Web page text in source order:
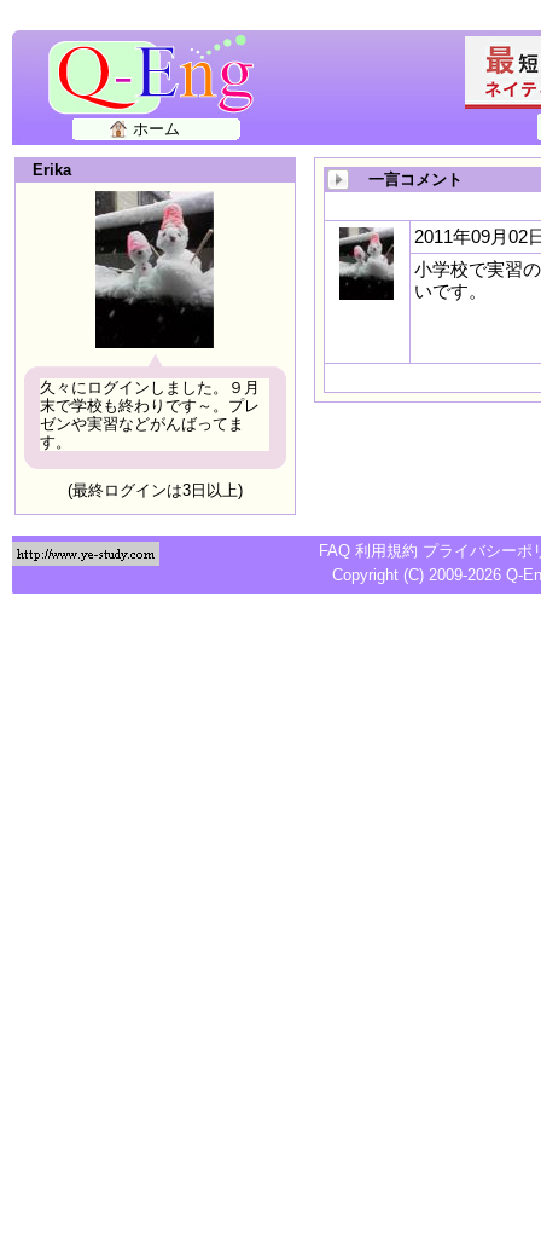
ホーム
Erika
久々にログインしました。９月
末で学校も終わりです～。プレ
ゼンや実習などがんばってま
す。
(最終ログインは3日以上)
一言コメント
2011年09月02
小学校で実習
いです。
FAQ 利用規約 プライバシーポ
Copyright (C) 2009-2026 Q-